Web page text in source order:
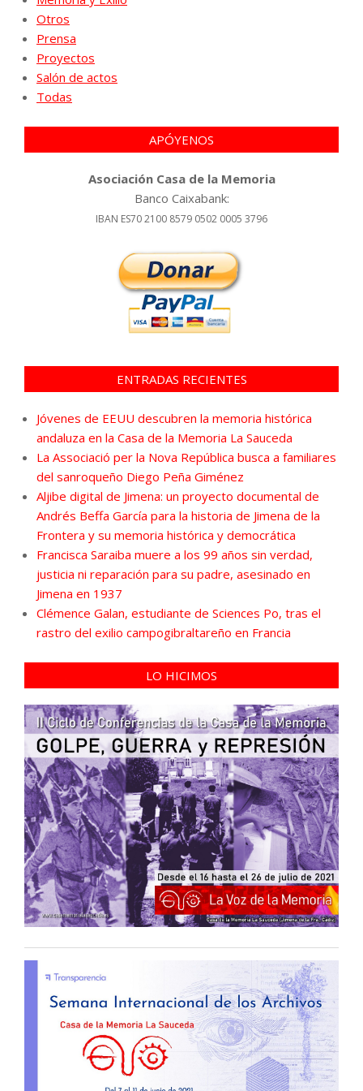
Otros
Prensa
Proyectos
Salón de actos
Todas
APÓYENOS
Asociación Casa de la Memoria
Banco Caixabank:
IBAN ES70 2100 8579 0502 0005 3796
ENTRADAS RECIENTES
Jóvenes de EEUU descubren la memoria histórica
andaluza en la Casa de la Memoria La Sauceda
La Associació per la Nova República busca a familiares
del sanroqueño Diego Peña Giménez
Aljibe digital de Jimena: un proyecto documental de
Andrés Beffa García para la historia de Jimena de la
Frontera y su memoria histórica y democrática
Francisca Saraiba muere a los 99 años sin verdad,
justicia ni reparación para su padre, asesinado en
Jimena en 1937
Clémence Galan, estudiante de Sciences Po, tras el
rastro del exilio campogibraltareño en Francia
LO HICIMOS